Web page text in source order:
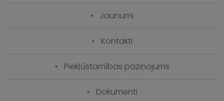
Jaunumi
Kontakti
Piekļūstamības paziņojums
Dokumenti